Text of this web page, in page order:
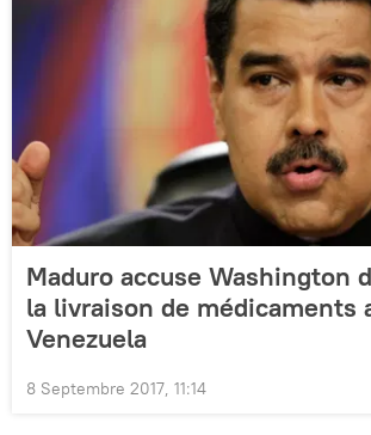
Maduro accuse Washington
la livraison de médicaments
Venezuela
8 Septembre 2017, 11:14